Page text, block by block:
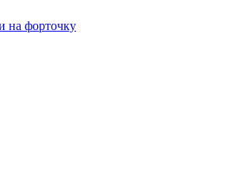
на форточку